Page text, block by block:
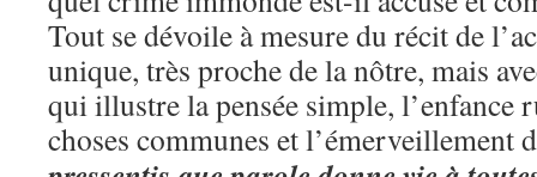
Tout se dévoile à mesure du récit de
unique, très proche de la nôtre, mais
qui illustre la pensée simple, l’enfance
choses communes et l’émerveillement